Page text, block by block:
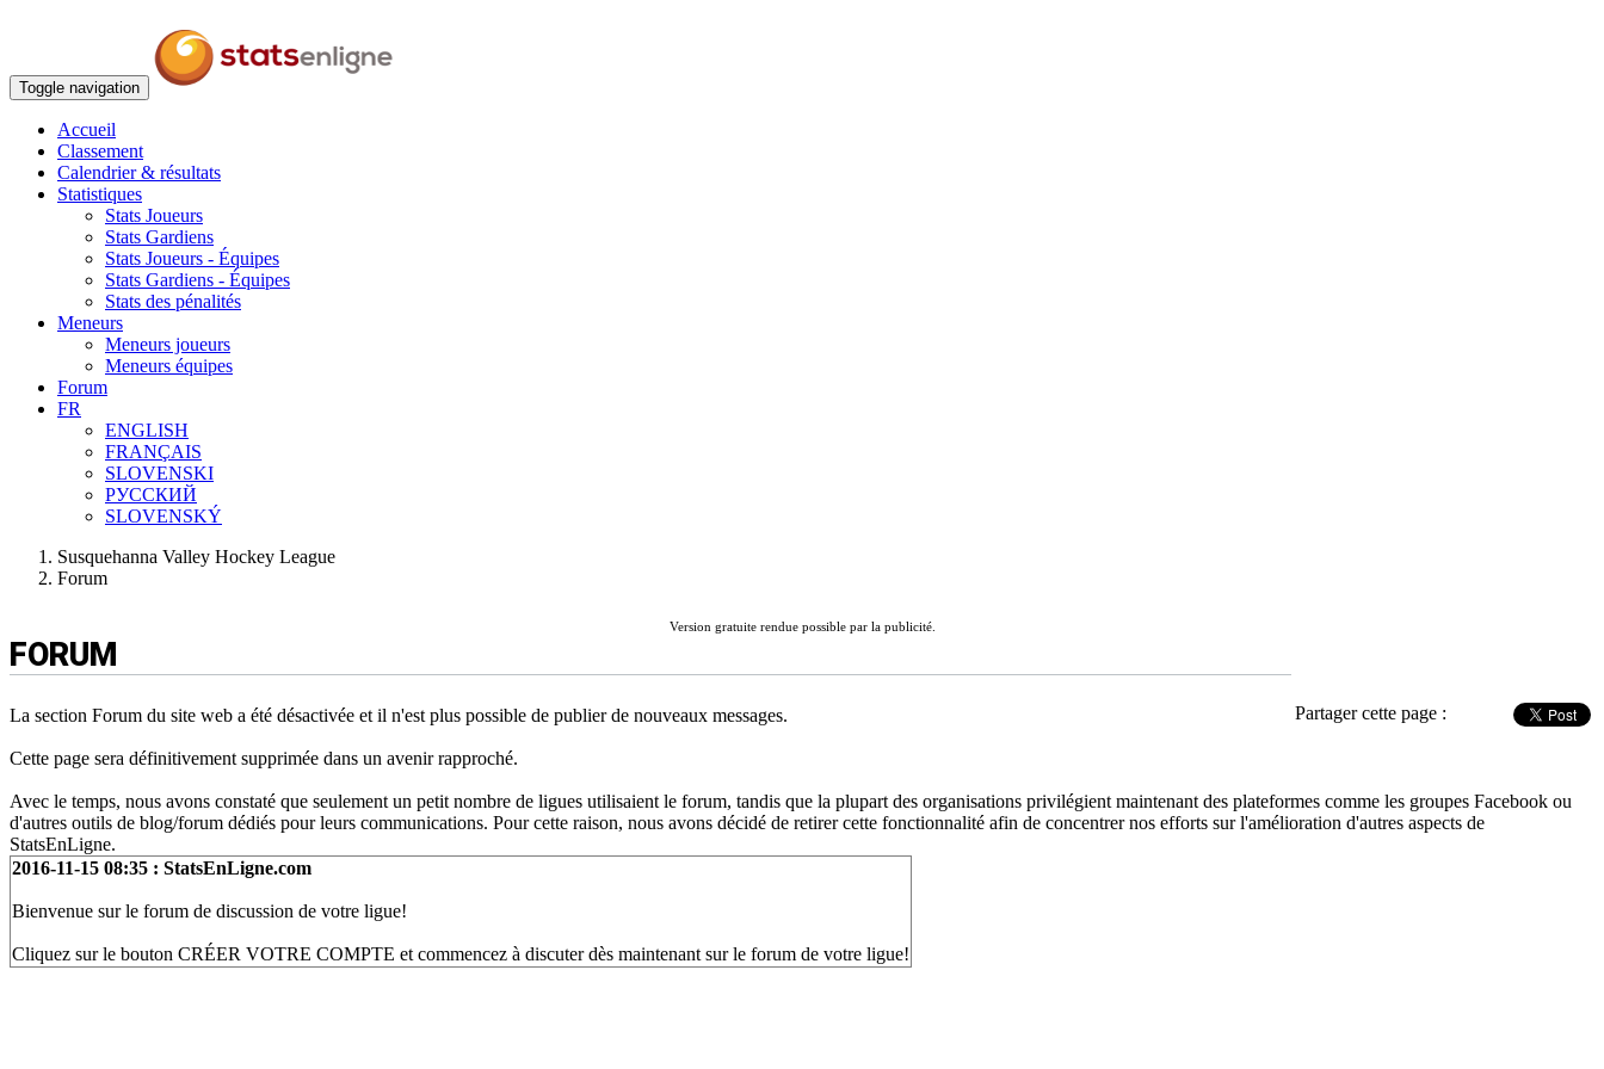
Toggle navigation
Accueil
Classement
Calendrier & résultats
Statistiques
Stats Joueurs
Stats Gardiens
Stats Joueurs - Équipes
Stats Gardiens - Équipes
Stats des pénalités
Meneurs
Meneurs joueurs
Meneurs équipes
Forum
FR
ENGLISH
FRANÇAIS
SLOVENSKI
РУССКИЙ
SLOVENSKÝ
Susquehanna Valley Hockey League
Forum
Version gratuite rendue possible par la publicité.
FORUM
Partager cette page :
La section Forum du site web a été désactivée et il n'est plus possible de publier de nouveaux messages.
Cette page sera définitivement supprimée dans un avenir rapproché.
Avec le temps, nous avons constaté que seulement un petit nombre de ligues utilisaient le forum, tandis que la plupart des organisations privilégient maintenant des plateformes comme les groupes Facebook ou
d'autres outils de blog/forum dédiés pour leurs communications. Pour cette raison, nous avons décidé de retirer cette fonctionnalité afin de concentrer nos efforts sur l'amélioration d'autres aspects de
StatsEnLigne.
2016-11-15 08:35 : StatsEnLigne.com
Bienvenue sur le forum de discussion de votre ligue!
Cliquez sur le bouton CRÉER VOTRE COMPTE et commencez à discuter dès maintenant sur le forum de votre ligue!